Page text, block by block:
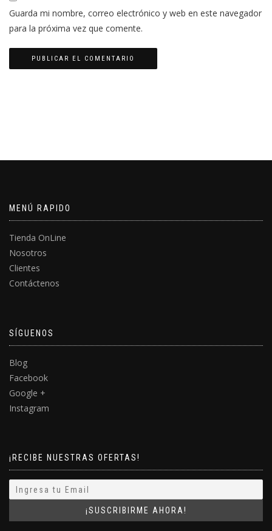
Guarda mi nombre, correo electrónico y web en este navegador
para la próxima vez que comente.
MENÚ RAPIDO
Tienda OnLine
Nosotros
Clientes
Contáctenos
SÍGUENOS
Blog
Facebook
Google +
Instagram
¡RECIBE NUESTRAS OFERTAS!